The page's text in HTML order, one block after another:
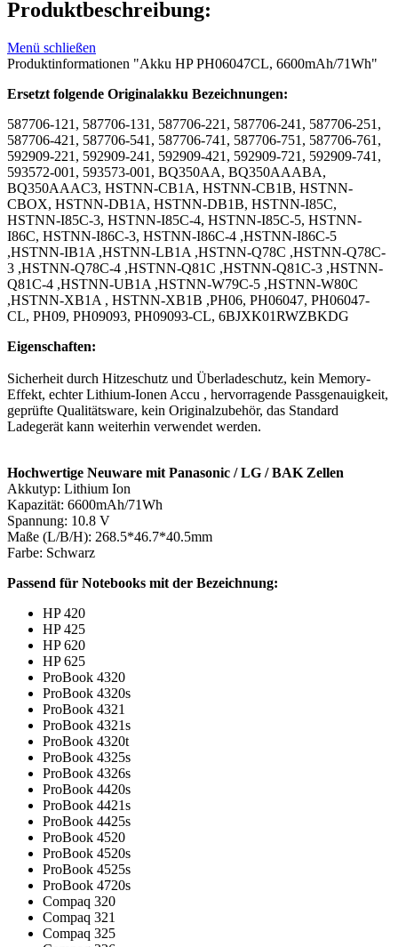
Produktbeschreibung:
Menü schließen
Produktinformationen "Akku HP PH06047CL, 6600mAh/71Wh"
Ersetzt folgende Originalakku Bezeichnungen:
587706-121, 587706-131, 587706-221, 587706-241, 587706-251,
587706-421, 587706-541, 587706-741, 587706-751, 587706-761,
592909-221, 592909-241, 592909-421, 592909-721, 592909-741,
593572-001, 593573-001, BQ350AA, BQ350AAABA,
BQ350AAAC3, HSTNN-CB1A, HSTNN-CB1B, HSTNN-
CBOX, HSTNN-DB1A, HSTNN-DB1B, HSTNN-I85C,
HSTNN-I85C-3, HSTNN-I85C-4, HSTNN-I85C-5, HSTNN-
I86C, HSTNN-I86C-3, HSTNN-I86C-4 ,HSTNN-I86C-5
,HSTNN-IB1A ,HSTNN-LB1A ,HSTNN-Q78C ,HSTNN-Q78C-
3 ,HSTNN-Q78C-4 ,HSTNN-Q81C ,HSTNN-Q81C-3 ,HSTNN-
Q81C-4 ,HSTNN-UB1A ,HSTNN-W79C-5 ,HSTNN-W80C
,HSTNN-XB1A , HSTNN-XB1B ,PH06, PH06047, PH06047-
CL, PH09, PH09093, PH09093-CL, 6BJXK01RWZBKDG
Eigenschaften:
Sicherheit durch Hitzeschutz und Überladeschutz, kein Memory-
Effekt, echter Lithium-Ionen Accu , hervorragende Passgenauigkeit,
geprüfte Qualitätsware, kein Originalzubehör, das Standard
Ladegerät kann weiterhin verwendet werden.
Hochwertige Neuware mit Panasonic / LG / BAK Zellen
Akkutyp: Lithium Ion
Kapazität: 6600mAh/71Wh
Spannung: 10.8 V
Maße (L/B/H): 268.5*46.7*40.5mm
Farbe: Schwarz
Passend für Notebooks mit der Bezeichnung:
HP 420
HP 425
HP 620
HP 625
ProBook 4320
ProBook 4320s
ProBook 4321
ProBook 4321s
ProBook 4320t
ProBook 4325s
ProBook 4326s
ProBook 4420s
ProBook 4421s
ProBook 4425s
ProBook 4520
ProBook 4520s
ProBook 4525s
ProBook 4720s
Compaq 320
Compaq 321
Compaq 325